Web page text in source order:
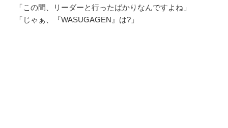
「この間、リーダーと行ったばかりなんですよね」
「じゃぁ、『WASUGAGEN』は?」